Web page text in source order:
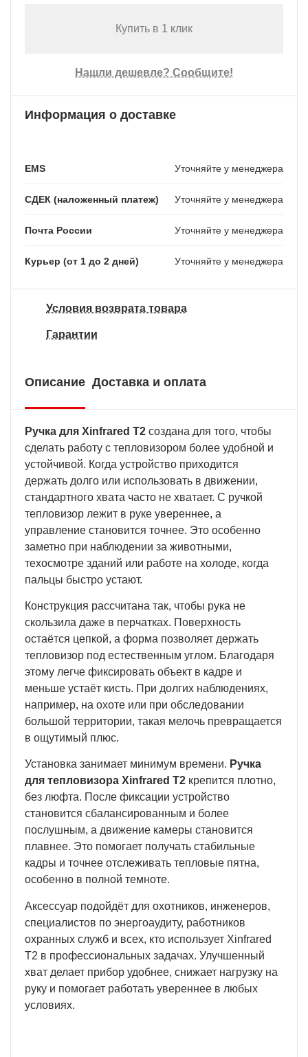
Купить в 1 клик
Нашли дешевле? Сообщите!
Информация о доставке
EMS Уточняйте у менеджера
СДЕК (наложенный платеж) Уточняйте у менеджера
Почта России Уточняйте у менеджера
Курьер (от 1 до 2 дней) Уточняйте у менеджера
Условия возврата товара
Гарантии
Описание Доставка и оплата
Ручка для Xinfrared T2 создана для того, чтобы
сделать работу с тепловизором более удобной и
устойчивой. Когда устройство приходится
держать долго или использовать в движении,
стандартного хвата часто не хватает. С ручкой
тепловизор лежит в руке увереннее, а
управление становится точнее. Это особенно
заметно при наблюдении за животными,
техосмотре зданий или работе на холоде, когда
пальцы быстро устают.
Конструкция рассчитана так, чтобы рука не
скользила даже в перчатках. Поверхность
остаётся цепкой, а форма позволяет держать
тепловизор под естественным углом. Благодаря
этому легче фиксировать объект в кадре и
меньше устаёт кисть. При долгих наблюдениях,
например, на охоте или при обследовании
большой территории, такая мелочь превращается
в ощутимый плюс.
Установка занимает минимум времени. Ручка
для тепловизора Xinfrared T2 крепится плотно,
без люфта. После фиксации устройство
становится сбалансированным и более
послушным, а движение камеры становится
плавнее. Это помогает получать стабильные
кадры и точнее отслеживать тепловые пятна,
особенно в полной темноте.
Аксессуар подойдёт для охотников, инженеров,
специалистов по энергоаудиту, работников
охранных служб и всех, кто использует Xinfrared
T2 в профессиональных задачах. Улучшенный
хват делает прибор удобнее, снижает нагрузку на
руку и помогает работать увереннее в любых
условиях.